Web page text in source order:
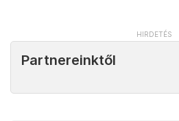
Partnereinktől